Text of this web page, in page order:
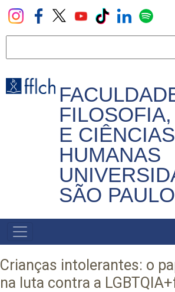
Pular
para
principal
E CIÊNCIAS
HUMANAS
SÃO PAULO
NAVEGADOR
PRINCIPAL
Crianças intolerantes: o
na luta contra a